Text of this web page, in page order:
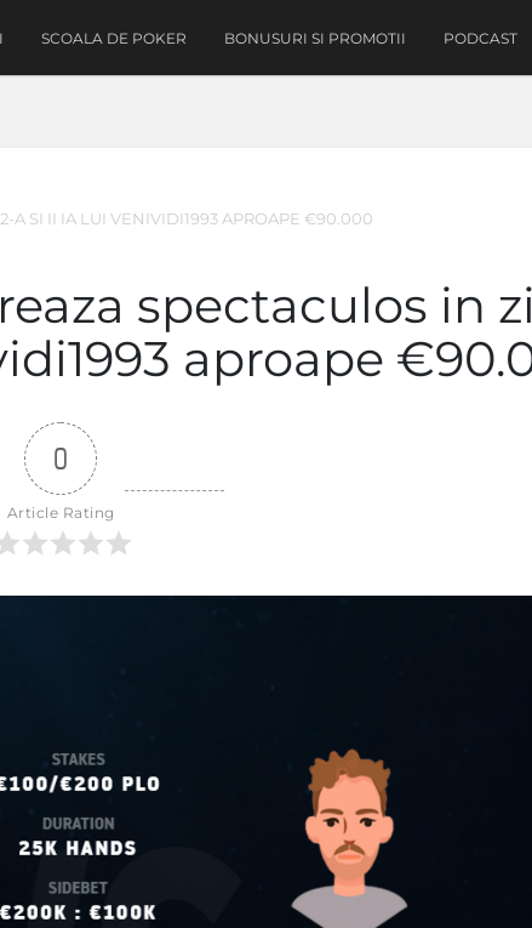
SCOALA DE POKER BONUSURI SI PROMOTII PODCAST
A SI II IA LUI VENIVIDI1993 APROAPE €90.000
spectaculos in
aproape
0
Article Rating